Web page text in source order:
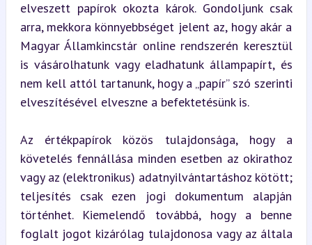
elveszett papírok okozta károk. Gondoljunk csak
arra, mekkora könnyebbséget jelent az, hogy akár a
Magyar Államkincstár online rendszerén keresztül
is vásárolhatunk vagy eladhatunk állampapírt, és
nem kell attól tartanunk, hogy a „papír” szó szerinti
elveszítésével elveszne a befektetésünk is.
Az értékpapírok közös tulajdonsága, hogy a
követelés fennállása minden esetben az okirathoz
vagy az (elektronikus) adatnyilvántartáshoz kötött;
teljesítés csak ezen jogi dokumentum alapján
történhet. Kiemelendő továbbá, hogy a benne
foglalt jogot kizárólag tulajdonosa vagy az általa